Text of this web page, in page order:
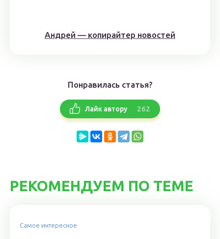
Андрей — копирайтер новостей
Понравилась статья?
Лайк автору 262
РЕКОМЕНДУЕМ ПО ТЕМЕ
Самое интересное